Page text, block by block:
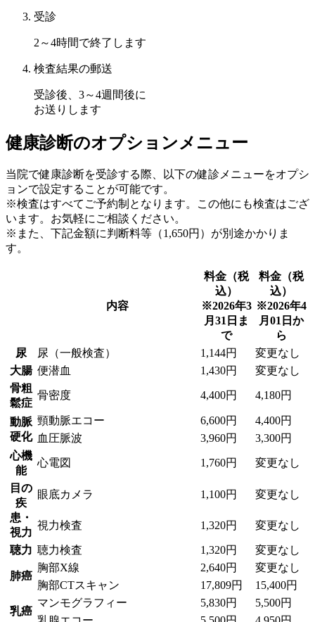
受診
2～4時間で終了します
検査結果の郵送
受診後、3～4週間後に
お送りします
健康診断のオプションメニュー
当院で健康診断を受診する際、以下の健診メニューをオプシ
ョンで設定することが可能です。
※検査はすべてご予約制となります。この他にも検査はござ
います。お気軽にご相談ください。
※また、下記金額に判断料等（1,650円）が別途かかりま
す。
内容
料金（税
込）
※2026年3
月31日ま
で
料金（税
込）
※2026年4
月01日か
ら
尿
尿（一般検査） 1,144円
変更なし
大腸 便潜血 1,430円
変更なし
骨粗
鬆症
骨密度 4,400円 4,180円
動脈
硬化
頸動脈エコー 6,600円
4,400円
血圧脈波
3,960円
3,300円
心機
能
心電図 1,760円 変更なし
目の
疾
患・
視力
眼底カメラ 1,100円 変更なし
視力検査 1,320円 変更なし
聴力 聴力検査 1,320円 変更なし
肺癌
胸部X線 2,640円
変更なし
胸部CTスキャン
17,809円 15,400円
乳癌
マンモグラフィー 5,830円
5,500円